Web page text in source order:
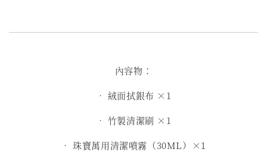
內容物：
• 絨面拭銀布 ×1
• 竹製清潔刷 ×1
• 珠寶萬用清潔噴霧（30ML）×1